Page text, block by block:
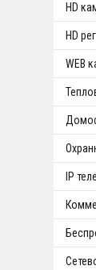
HD
HD
WEB
IP